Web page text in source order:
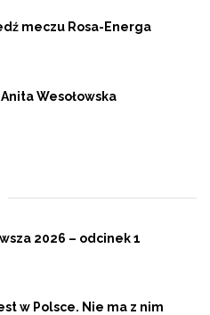
meczu Rosa-Energa
Wesołowska
2026 – odcinek 1
w Polsce. Nie ma z nim